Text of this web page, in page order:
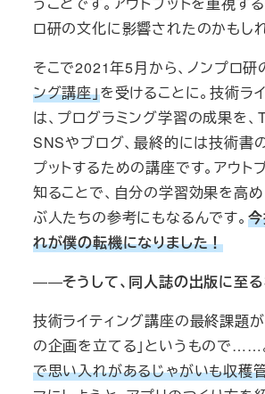
ロ研の文化に影響されたのかもし
そこで2021年5月から、ノンプロ研
ング講座」を受けることに。技術ラ
は、プログラミング学習の成果を
SNSやブログ、最終的には技術書
プットするための講座です。アウト
知ることで、自分の学習効果を高
ぶ人たちの参考にもなるんです。
れが僕の転機になりました！
――そうして、同人誌の出版に至
技術ライティング講座の最終課題が
の企画を立てる」というもので……
で思い入れがあるじゃがいも収穫